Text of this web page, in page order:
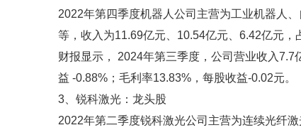
2022年第四季度机器人公司主营为工业机器人
等，收入为11.69亿元、10.54亿元、6.42亿元，
财报显示， 2024年第三季度，公司营业收入
益 -0.88%；毛利率13.83%，每股收益-0.02元。
3、锐科激光：龙头股
2022年第二季度锐科激光公司主营为连续光纤